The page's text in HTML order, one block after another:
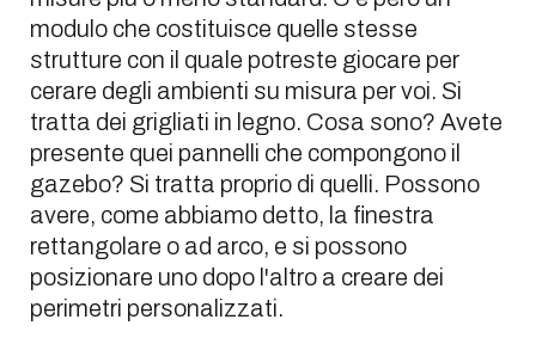
modulo che costituisce quelle stesse
strutture con il quale potreste giocare per
cerare degli ambienti su misura per voi. Si
tratta dei grigliati in legno. Cosa sono? Avete
presente quei pannelli che compongono il
gazebo? Si tratta proprio di quelli. Possono
avere, come abbiamo detto, la finestra
rettangolare o ad arco, e si possono
posizionare uno dopo l'altro a creare dei
perimetri personalizzati.